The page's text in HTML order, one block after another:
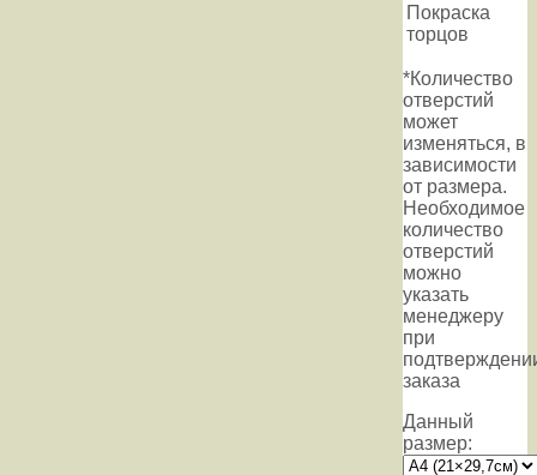
Покраска
торцов
*Количество
отверстий
может
изменяться, в
зависимости
от размера.
Необходимое
количество
отверстий
можно
указать
менеджеру
при
заказа
Данный
размер: